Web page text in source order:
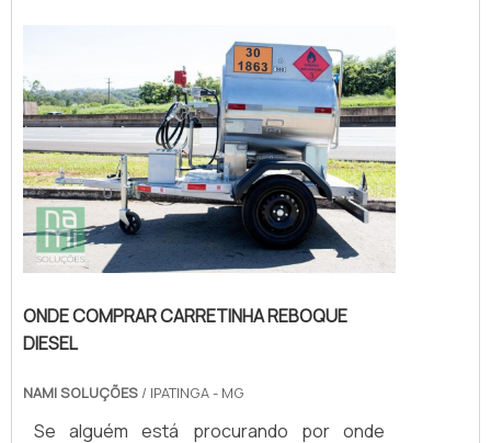
o interesse é por carretinha reboque diesel
comprar, com a Nami Solucoes encontrará
excelente custo-benefício com
pagamento acessível.OUTRAS
INFORMAÇÕES SOBRE CARRETINHA...
ONDE COMPRAR CARRETINHA REBOQUE
DIESEL
NAMI SOLUÇÕES / IPATINGA - MG
Se alguém está procurando por onde